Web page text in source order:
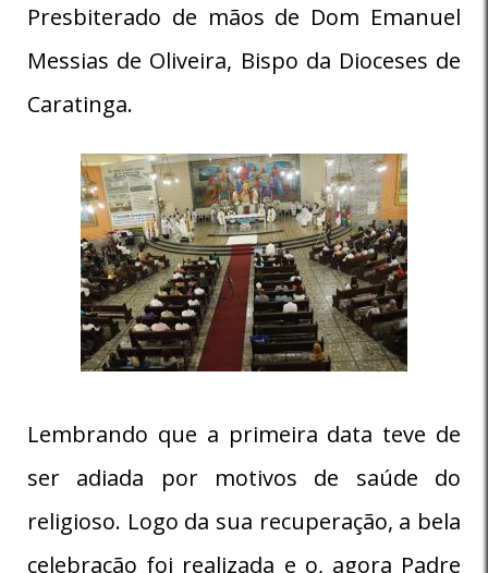
Presbiterado de mãos de Dom Emanuel
Messias de Oliveira, Bispo da Dioceses de
Caratinga.
Lembrando que a primeira data teve de
ser adiada por motivos de saúde do
religioso. Logo da sua recuperação, a bela
celebração foi realizada e o, agora Padre